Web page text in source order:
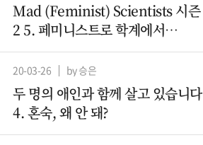
Mad (Feminist) Scientists 시즌
2 5. 페미니스트로 학계에서
살아남기
20-03-26 by 승은
두 명의 애인과 함께 살고 있습니다
4. 혼숙, 왜 안 돼?